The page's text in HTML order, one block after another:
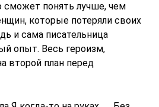
сможет понять лучше, чем
которые потеряли своих
и сама писательница
опыт. Весь героизм,
второй план перед